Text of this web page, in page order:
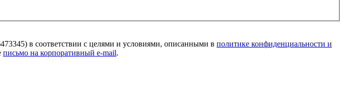
в соответствии с целями и условиями, описанными в политике конфиденциальности и
письмо на корпоративный e-mail.